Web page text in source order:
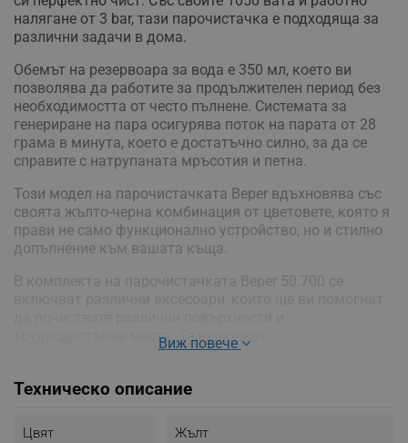
налягане от 3 bar, тази парочистачка е подходяща за
различни задачи в дома.
Обемът на резервоара за вода е 350 мл, което ви
позволява да работите за продължителен период без
необходимостта от често пълнене. Системата за
генериране на пара осигурява поток на парата от 28
грама в минута, което е достатъчно силно, за да се
справите с натрупаната мръсотия и петна.
Този модел на парочистачката Beper вдъхновява със
своята жълто-черна комбинация от цветовете, която я
прави не само функционално устройство, но и стилно
допълнение към вашата къща.
В комплекта на парочистачката Beper 50.700 се
труднодостъпни места. Те включват:
този аксесоар е специално проектиран, за да ви
Виж повече
Техническо описание
Цвят Жълт